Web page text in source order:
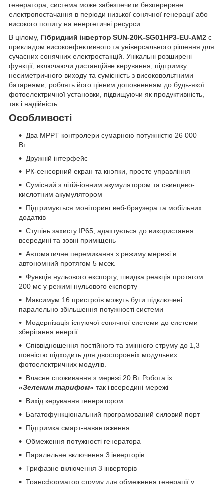
генератора, система може забезпечити безперервне
електропостачання в періоди низької сонячної генерації або
високого попиту на енергетичні ресурси.
В цілому, Гібридний інвертор SUN-20K-SG01HP3-EU-AM2 є
прикладом високоефективного та універсального рішення для
сучасних сонячних електростанцій. Унікальні розширені
функції, включаючи дистанційне керування, підтримку
несиметричного виходу та сумісність з високовольтними
батареями, роблять його цінним доповненням до будь-якої
фотоелектричної установки, підвищуючи як продуктивність,
так і надійність.
Особливості
Два MPPT контролери сумарною потужністю 26 000
Вт
Дружній інтерфейс
РК-сенсорний екран та кнопки, просте управління
Сумісний з літій-іонним акумулятором та свинцево-
кислотним акумулятором
Підтримується моніторинг веб-браузера та мобільних
додатків
Ступінь захисту IP65, адаптується до використання
всередині та зовні приміщень
Автоматичне перемикання з режиму мережі в
автономний протягом 5 мсек.
Функція нульового експорту, швидка реакція протягом
200 мс у режимі нульового експорту
Максимум 16 пристроїв можуть бути підключені
паралельно збільшення потужності системи
Модернізація існуючої сонячної системи до системи
зберігання енергії
Співвідношення постійного та змінного струму до 1,3
повністю підходить для двосторонніх модульних
фотоелектричних модулів.
Власне споживання з мережі 20 Вт Робота із
«Зеленим тарифом» так і всередині мережі
Вихід керування генератором
Багатофункціональний програмований силовий порт
Підтримка смарт-навантаження
Обмеження потужності генератора
Паралельне включення 3 інверторів
Трифазне включення 3 інверторів
Трансформатор струму для обмеження генерації у